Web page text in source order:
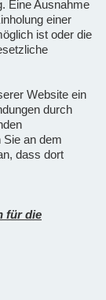
Eine Ausnahme
einer
ist oder die
Website ein
durch
an dem
dass dort
für die